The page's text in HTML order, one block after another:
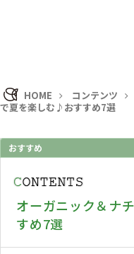
HOME コンテンツ
で夏を楽しむ♪おすすめ7選
おすすめ
オーガニック＆ナ
すめ7選